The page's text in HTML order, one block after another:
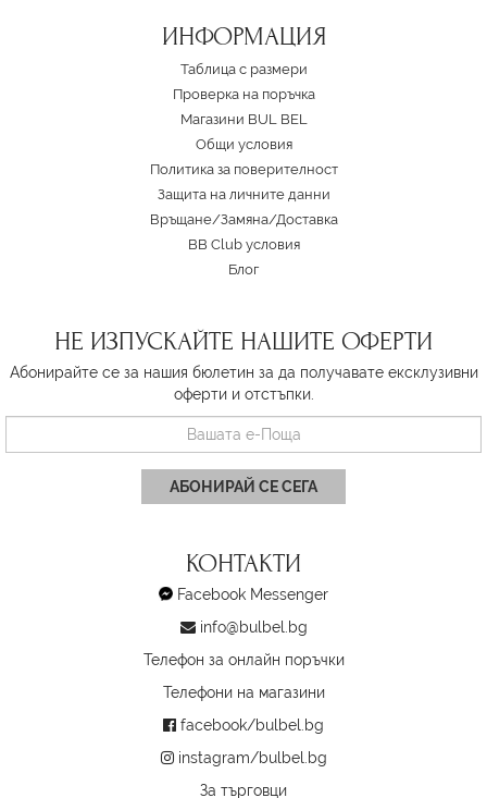
ИНФОРМАЦИЯ
Таблица с размери
Проверка на поръчка
Магазини BUL BEL
Oбщи условия
Политика за поверителност
Защита на личните данни
Връщане/Замяна/Доставка
BB Club условия
Блог
НЕ ИЗПУСКАЙТЕ НАШИТЕ ОФЕРТИ
Абонирайте се за нашия бюлетин за да получавате ексклузивни
оферти и отстъпки.
АБОНИРАЙ СЕ СЕГА
КОНТАКТИ
Facebook Messenger
info@bulbel.bg
Телефон за онлайн поръчки
Телефони на магазини
facebook/bulbel.bg
instagram/bulbel.bg
За търговци